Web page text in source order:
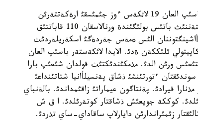
11- قئركذيةكتئث تاث سارئسئندة 4 جولاؤشئلار ذشاعئن باسئپ العان 19 لاثكةس ءوز جئمئسقئ ارةكةتتةرئن
جذزةگة اسئرؤعا تئرئستئ. ةكئ ذشاقتئ نيؤ-يوركتةگئ مانحةتتةننئث باتئس بولئگئندة ورنالاسقان 110 قاباتتئق
أاشينگتوننان الئس ةمةس جةردةگئ اسكةريلةردئث
ئلئككةن ةدئ. الايدا لاثكةستةر باسئپ العان
ورئن الدئ. مذمكئندئكتئث قولدان شئعئپ بارا
ءتورتئنشئ ذشاق پةنسيلأانيا شتاتئنداعئ
110 قاباتتئق ةكئ ةگئز مذنارا قيرادئ. پةنتاگون عيماراتئ زاقئمداندئ. بالةنباي
كوككة جويعئش ذشاقتار كوتةرئلدئ. ا ق ش
زئمئراندارئن دايارلاپ ساقاداي-ساي تذردئ.